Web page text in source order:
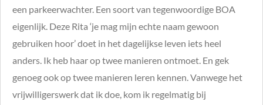
een parkeerwachter. Een soort van tegenwoordige BOA
eigenlijk. Deze Rita ‘je mag mijn echte naam gewoon
gebruiken hoor’ doet in het dagelijkse leven iets heel
anders. Ik heb haar op twee manieren ontmoet. En gek
genoeg ook op twee manieren leren kennen. Vanwege het
vrijwilligerswerk dat ik doe, kom ik regelmatig bij